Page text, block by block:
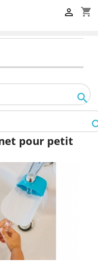
shopping_cart


pour petit